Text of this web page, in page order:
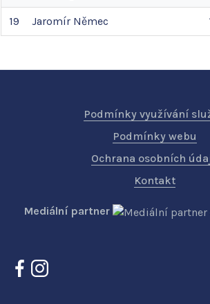
19 Jaromír Němec
Podmínky využívání
Podmínky webu
Ochrana osobních
Kontakt
Mediální partner